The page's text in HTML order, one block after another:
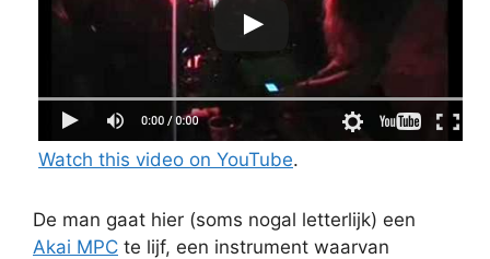
Watch this video on YouTube.
De man gaat hier (soms nogal letterlijk) een
Akai MPC te lijf, een instrument waarvan